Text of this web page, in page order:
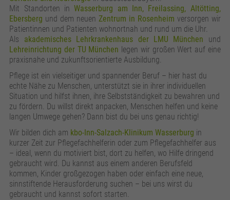
Mit Standorten inWasserburg am Inn, Freilassing, Altötting,
Ebersberg und dem neuen Zentrum in Rosenheim versorgen wir
Patientinnen und Patienten wohnortnah und rund um die Uhr.
Als akademisches Lehrkrankenhaus der LMU München und
Lehreinrichtung der TU München legen wir großen Wert auf eine
praxisnahe und zukunftsorientierte Ausbildung.
Pflege ist ein vielseitiger und spannender Beruf – hier hast du
echte Nähe zu Menschen, unterstützt sie in ihrer individuellen
Situation und hilfst ihnen, ihre Selbstständigkeit zu bewahren und
zu fördern. Du willst direkt anpacken, Menschen helfen und keine
langen Umwege gehen? Dann bist du bei uns genau richtig!
Wir bilden dich am kbo-Inn-Salzach-Klinikum Wasserburg in
kurzer Zeit zur Pflegefachhelferin oder zum Pflegefachhelfer aus
– ideal, wenn du motiviert bist, dort zu helfen, wo Hilfe dringend
gebraucht wird. Du kannst aus einem anderen Berufsfeld
kommen, Kinder großgezogen haben oder einfach eine neue,
sinnstiftende Herausforderung suchen – bei uns wirst du
gebraucht und kannst sofort starten.
Zweck Speichert die Kontrasteinstellung der Webseite.
zusätzliche Informationen anzubieten.